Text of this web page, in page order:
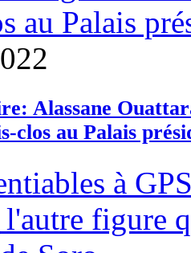
Alassane
clos au Palais